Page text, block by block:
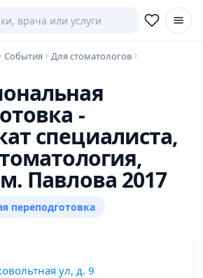
События Для стоматологов
-
специалиста,
Павлова 2017
переподготовка
ул, д. 9